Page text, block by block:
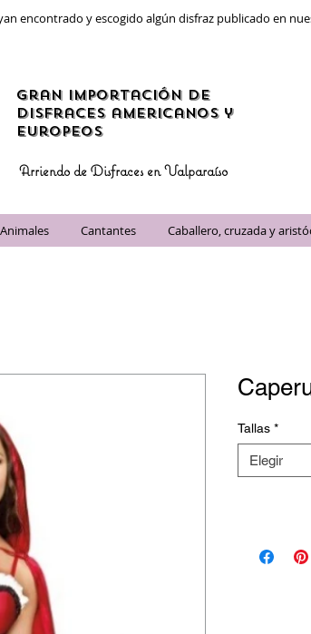
encontrado y escogido algún disfraz publicado en
gran importación de
disfraces americanos y
Europeos
Arriendo de Disfraces en Valparaíso
Animales Cantantes Caballero, cruzada y
Tallas *
Elegir